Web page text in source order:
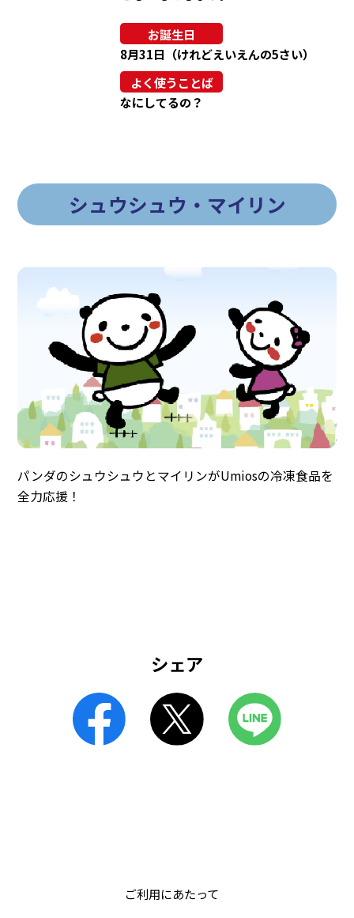
お誕生日
8月31日（けれどえいえんの5さい）
よく使うことば
なにしてるの？
シュウシュウ・マイリン
パンダのシュウシュウとマイリンがUmiosの冷凍食品を
全力応援！
シェア
ご利用にあたって